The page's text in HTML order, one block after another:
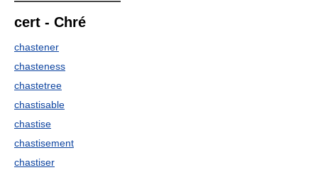
cert - Chré
chastener
chasteness
chastetree
chastisable
chastise
chastisement
chastiser